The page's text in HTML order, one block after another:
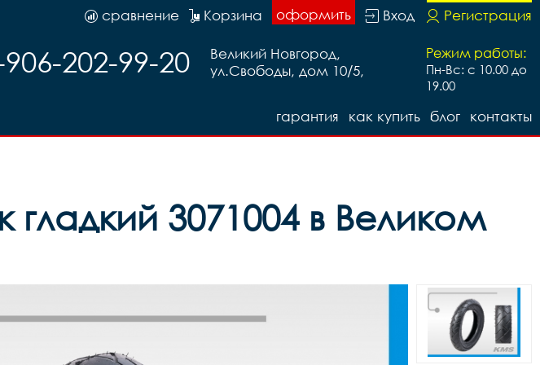
Регистрация
Вход
оформить
Корзина
сравнение
Режим работы:
Пн-Вс: с 10.00 до
19.00
Великий Новгород,
ул.Свободы, дом 10/5,
202-99-20
контакты
блог
как купить
гарантия
3071004 в Великом